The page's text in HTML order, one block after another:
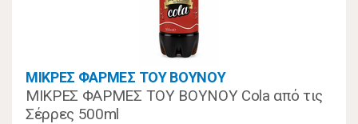
ΜΙΚΡΕΣ ΦΑΡΜΕΣ ΤΟΥ ΒΟΥΝΟΥ
ΜΙΚΡΕΣ ΦΑΡΜΕΣ ΤΟΥ ΒΟΥΝΟΥ Cola από τις
Σέρρες 500ml